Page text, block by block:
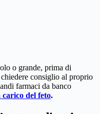
o grande, prima di
consiglio al proprio
farmaci da banco
carico del feto.